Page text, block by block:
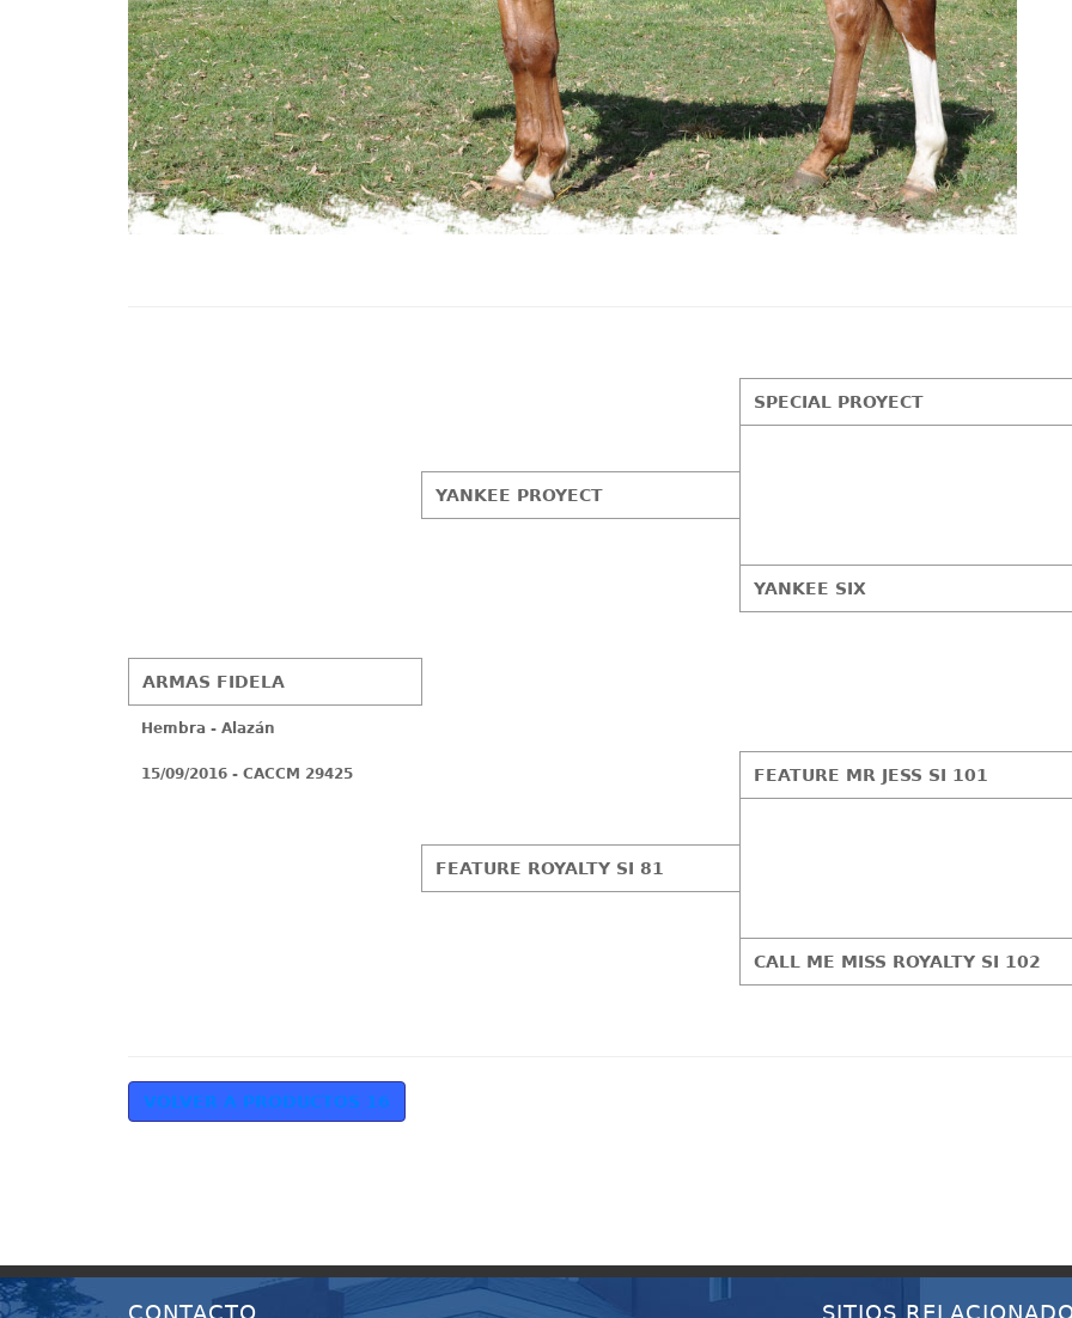
SPECIAL PROYECT
YANKEE PROYECT
YANKEE SIX
ARMAS FIDELA
Hembra - Alazán
15/09/2016 - CACCM 29425 FEATURE MR JESS SI 101
FEATURE ROYALTY SI 81
CALL ME MISS ROYALTY SI 102
VOLVER A PRODUCTOS 16
CONTACTO SITIOS